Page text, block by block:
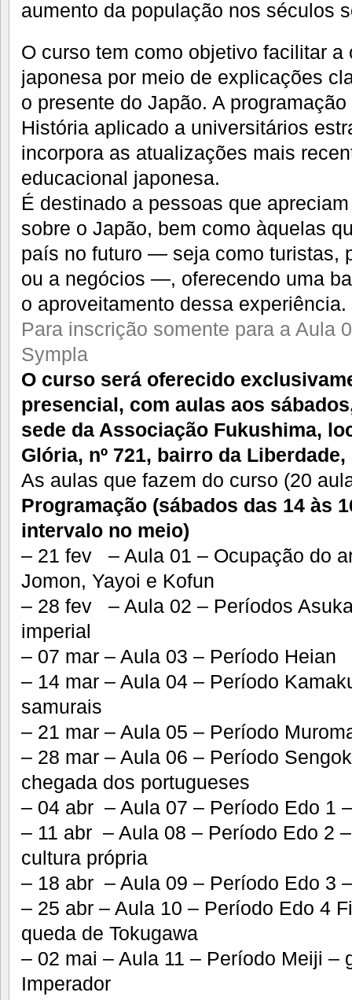
aumento da população nos séculos
O curso tem como objetivo facilitar
japonesa por meio de explicações
o presente do Japão. A
História aplicado a universitários
incorpora as atualizações mais
educacional japonesa.
É destinado a pessoas que
sobre o Japão, bem como àquelas
país no futuro — seja como turistas,
ou a negócios —, oferecendo uma
o aproveitamento dessa experiência.
Para inscrição somente para a Aula
Sympla
O curso será oferecido
presencial, com aulas aos
sede da Associação Fukushima,
Glória, nº 721, bairro da
As aulas que fazem do curso (20
Programação (sábados das 14 às
intervalo no meio)
– 21 fev – Aula 01 – Ocupação do
Jomon, Yayoi e Kofun
– 28 fev – Aula 02 – Períodos
imperial
– 07 mar – Aula 03 – Período Heian
– 14 mar – Aula 04 – Período
samurais
– 21 mar – Aula 05 – Período
– 28 mar – Aula 06 – Período
chegada dos portugueses
– 04 abr – Aula 07 – Período Edo 1
– 11 abr – Aula 08 – Período Edo 2
cultura própria
– 18 abr – Aula 09 – Período Edo 3
– 25 abr – Aula 10 – Período Edo 4
queda de Tokugawa
– 02 mai – Aula 11 – Período Meiji –
Imperador